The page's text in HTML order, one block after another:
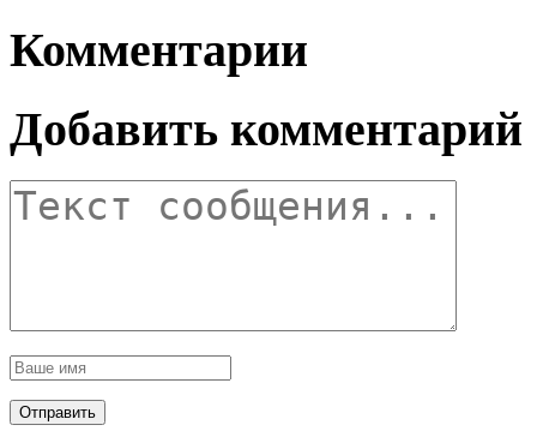
Комментарии
Добавить комментарий